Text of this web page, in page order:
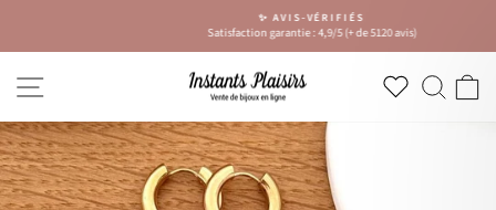
contenu
Diaporama
Pause
✨ AVIS-VÉRIFIÉS
Satisfaction garantie : 4,9/5 (+ de 5120 avis)